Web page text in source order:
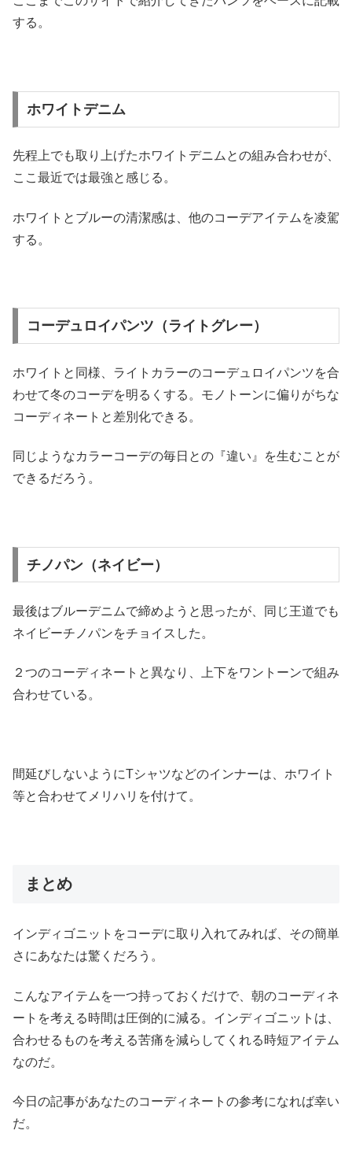
する。
ホワイトデニム
先程上でも取り上げたホワイトデニムとの組み合わせが、
ここ最近では最強と感じる。
ホワイトとブルーの清潔感は、他のコーデアイテムを凌駕
する。
コーデュロイパンツ（ライトグレー）
ホワイトと同様、ライトカラーのコーデュロイパンツを合
わせて冬のコーデを明るくする。モノトーンに偏りがちな
コーディネートと差別化できる。
同じようなカラーコーデの毎日との『違い』を生むことが
できるだろう。
チノパン（ネイビー）
最後はブルーデニムで締めようと思ったが、同じ王道でも
ネイビーチノパンをチョイスした。
２つのコーディネートと異なり、上下をワントーンで組み
合わせている。
間延びしないようにTシャツなどのインナーは、ホワイト
等と合わせてメリハリを付けて。
まとめ
インディゴニットをコーデに取り入れてみれば、その簡単
さにあなたは驚くだろう。
こんなアイテムを一つ持っておくだけで、朝のコーディネ
ートを考える時間は圧倒的に減る。インディゴニットは、
合わせるものを考える苦痛を減らしてくれる時短アイテム
なのだ。
今日の記事があなたのコーディネートの参考になれば幸い
だ。